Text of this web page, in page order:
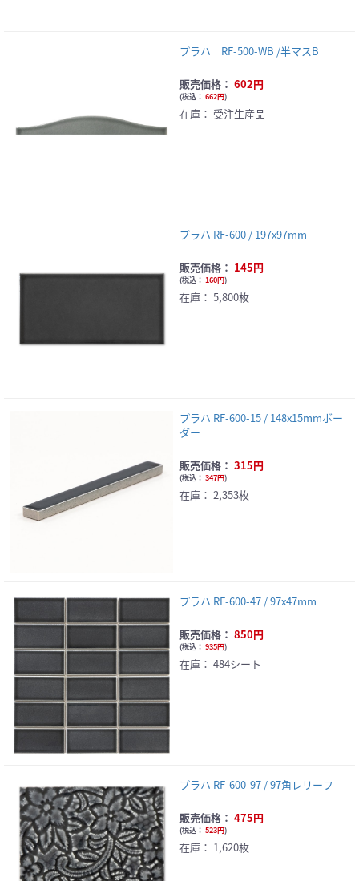
プラハ RF-500-WB /半マスB
販売価格： 602円
(税込： 662円)
在庫： 受注生産品
プラハ RF-600 / 197x97mm
販売価格： 145円
(税込： 160円)
在庫： 5,800枚
プラハ RF-600-15 / 148x15mmボー
ダー
販売価格： 315円
(税込： 347円)
在庫： 2,353枚
プラハ RF-600-47 / 97x47mm
販売価格： 850円
(税込： 935円)
在庫： 484シート
プラハ RF-600-97 / 97角レリーフ
販売価格： 475円
(税込： 523円)
在庫： 1,620枚